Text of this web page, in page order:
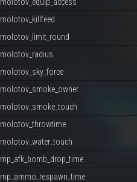
molotov_killfeed
molotov_limit_round
molotov_radius
molotov_sky_force
molotov_smoke_owner
molotov_smoke_touch
molotov_throwtime
molotov_water_touch
mp_afk_bomb_drop_time
mp_ammo_respawn_time